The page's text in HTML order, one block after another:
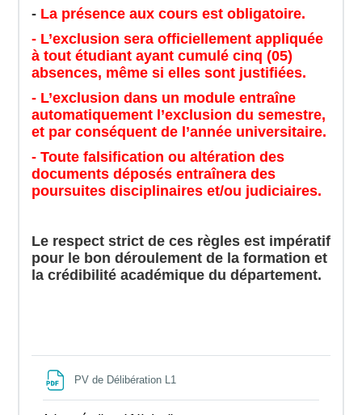
- La présence aux cours est obligatoire.
- L’exclusion sera officiellement appliquée
à tout étudiant ayant cumulé cinq (05)
absences, même si elles sont justifiées.
- L’exclusion dans un module entraîne
automatiquement l’exclusion du semestre,
et par conséquent de l’année universitaire.
- Toute falsification ou altération des
documents déposés entraînera des
poursuites disciplinaires et/ou judiciaires.
Le respect strict de ces règles est impératif
pour le bon déroulement de la formation et
la crédibilité académique du département.
PV de Délibération L1